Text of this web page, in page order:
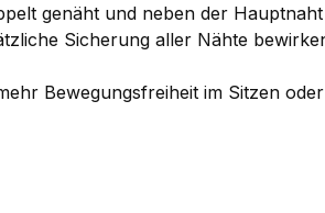
genäht und neben der
Sicherung aller Nähte
Bewegungsfreiheit im Sitzen